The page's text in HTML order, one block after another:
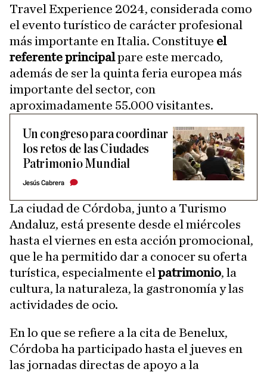
Travel Experience 2024, considerada como
el evento turístico de carácter profesional
más importante en Italia. Constituye el
referente principalpare este mercado,
además de ser la quinta feria europea más
importante del sector, con
aproximadamente 55.000 visitantes.
Un congreso para coordinar
los retos de las Ciudades
Patrimonio Mundial
Jesús Cabrera
La ciudad de Córdoba, junto a Turismo
Andaluz, está presente desde el miércoles
hasta el viernes en esta acción promocional,
que le ha permitido dar a conocer su oferta
turística, especialmente el patrimonio, la
cultura, la naturaleza, la gastronomía y las
actividades de ocio.
En lo que se refiere a la cita de Benelux,
Córdoba ha participado hasta el jueves en
las jornadas directas de apoyo a la